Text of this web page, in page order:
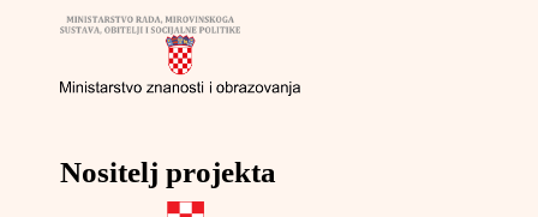
Nositelj projekta